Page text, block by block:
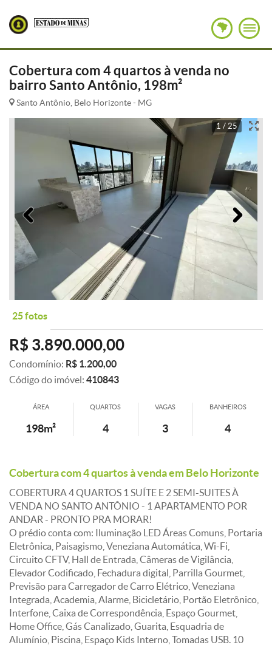
Cobertura com 4 quartos à venda no
bairro Santo Antônio, 198m²
Santo Antônio, Belo Horizonte - MG
1 / 25
Anterior
25 fotos
R$ 3.890.000,00
Condomínio: R$ 1.200,00
Código do imóvel: 410843
ÁREA
198m²
QUARTOS
4
VAGAS
3
BANHEIROS
4
Cobertura com 4 quartos à venda em Belo Horizonte
COBERTURA 4 QUARTOS 1 SUÍTE E 2 SEMI-SUITES À
VENDA NO SANTO ANTÔNIO - 1 APARTAMENTO POR
ANDAR - PRONTO PRA MORAR!
O prédio conta com: Iluminação LED Áreas Comuns, Portaria
Eletrônica, Paisagismo, Veneziana Automática, Wi-Fi,
Circuito CFTV, Hall de Entrada, Câmeras de Vigilância,
Elevador Codificado, Fechadura digital, Parrilla Gourmet,
Previsão para Carregador de Carro Elétrico, Veneziana
Integrada, Academia, Alarme, Bicicletário, Portão Eletrônico,
Interfone, Caixa de Correspondência, Espaço Gourmet,
Home Office, Gás Canalizado, Guarita, Esquadria de
Alumínio, Piscina, Espaço Kids Interno, Tomadas USB. 10